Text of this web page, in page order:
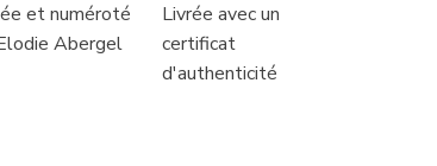
et numéroté
Abergel
Livrée avec un
certificat
d'authenticité